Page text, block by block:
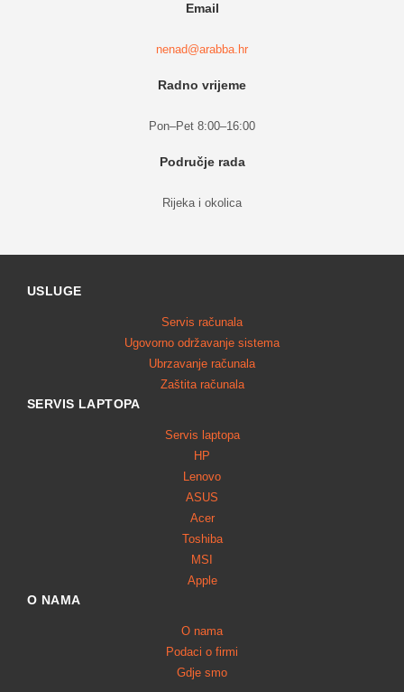
Email
nenad@arabba.hr
Radno vrijeme
Pon–Pet 8:00–16:00
Područje rada
Rijeka i okolica
USLUGE
Servis računala
Ugovorno održavanje sistema
Ubrzavanje računala
Zaštita računala
SERVIS LAPTOPA
Servis laptopa
HP
Lenovo
ASUS
Acer
Toshiba
MSI
Apple
O NAMA
O nama
Podaci o firmi
Gdje smo